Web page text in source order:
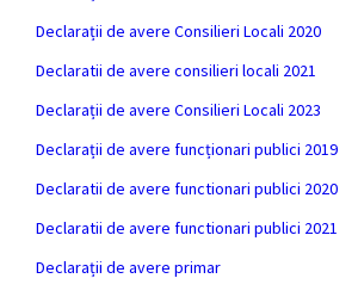
Declarații de avere Consilieri Locali 2020
Declaratii de avere consilieri locali 2021
Declarații de avere Consilieri Locali 2023
Declarații de avere funcționari publici 2019
Declaratii de avere functionari publici 2020
Declaratii de avere functionari publici 2021
Declarații de avere primar